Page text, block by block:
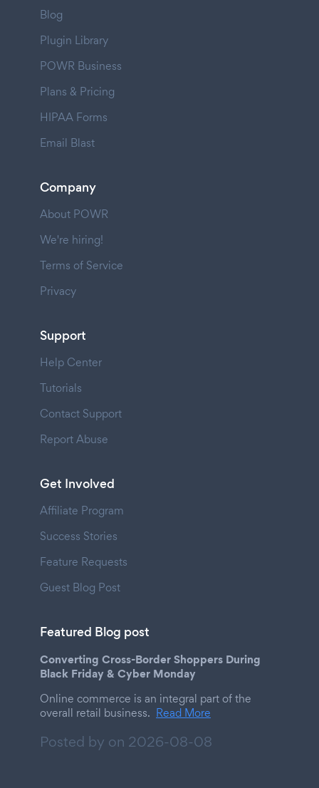
Blog
Plugin Library
POWR Business
Plans & Pricing
HIPAA Forms
Email Blast
Company
About POWR
We're hiring!
Terms of Service
Privacy
Support
Help Center
Tutorials
Contact Support
Report Abuse
Get Involved
Affiliate Program
Success Stories
Feature Requests
Guest Blog Post
Featured Blog post
Converting Cross-Border Shoppers During
Black Friday & Cyber Monday
Online commerce is an integral part of the
overall retail business. Read More
Posted by on 2026-08-08